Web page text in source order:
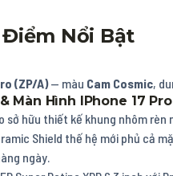
Nổi Bật
(ZP/A)— màu Cam Cosmic,
Màn Hình IPhone 17 Pro
sở hữu thiết kế khung nhôm
Shield thế hệ mới phủ cả
ngày.